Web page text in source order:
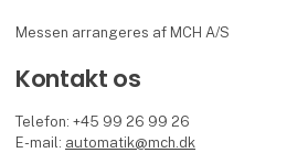
Messen arrangeres af MCH A/S
Kontakt os
Telefon: +45 99 26 99 26
E-mail: automatik@mch.dk